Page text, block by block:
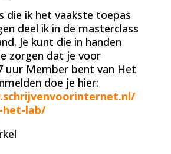
die ik het vaakste toepas
deel ik in de masterclass
Je kunt die in handen
zorgen dat je voor
uur Member bent van Het
doe je hier:
het-lab/